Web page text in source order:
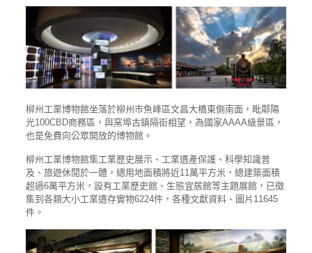
柳州工業博物館坐落於柳州市魚峰區文昌大橋東側南面，毗鄰陽
光100CBD商務區，與窯埠古鎮隔街相望，為國家AAAA級景區，
也是免費向公眾開放的博物館。
柳州工業博物館集工業歷史展示、工業遺產保護、科學知識普
及、旅遊休閒於一體，總用地面積將近11萬平方米，總建築面積
超過6萬平方米，設有工業歷史館、生態宜居館等主題展館，已徵
集到各類大小工業遺存實物6224件，各種文獻資料、圖片11645
件。